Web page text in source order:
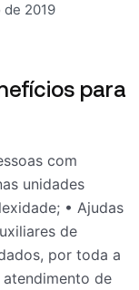
de 2019
para
com
unidades
• Ajudas
de
por toda a
de